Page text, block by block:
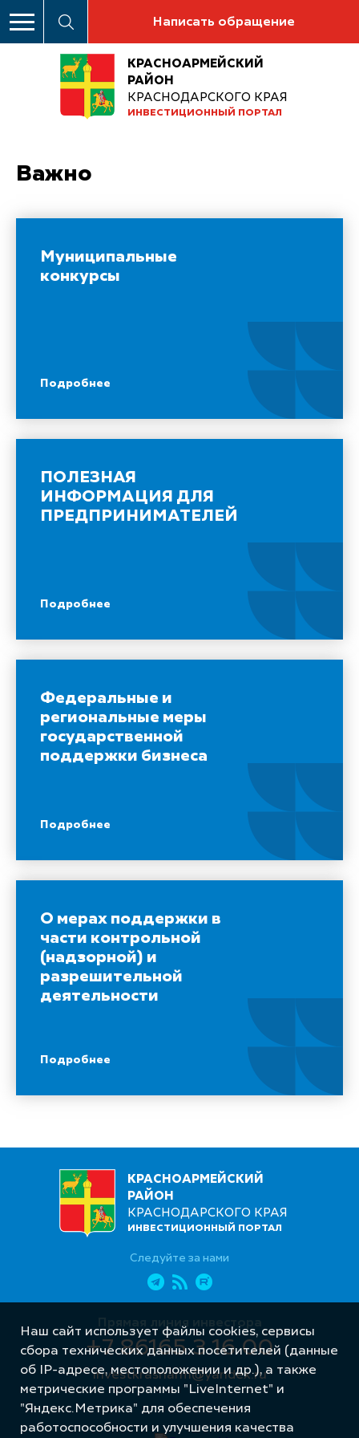
Написать обращение
КРАСНОАРМЕЙСКИЙ
РАЙОН
КРАСНОДАРСКОГО КРАЯ
ИНВЕСТИЦИОННЫЙ ПОРТАЛ
Важно
Муниципальные
конкурсы
Подробнее
ПОЛЕЗНАЯ
ИНФОРМАЦИЯ ДЛЯ
ПРЕДПРИНИМАТЕЛЕЙ
Подробнее
Федеральные и
региональные меры
государственной
поддержки бизнеса
Подробнее
О мерах поддержки в
части контрольной
(надзорной) и
разрешительной
деятельности
Подробнее
КРАСНОАРМЕЙСКИЙ
РАЙОН
КРАСНОДАРСКОГО КРАЯ
ИНВЕСТИЦИОННЫЙ ПОРТАЛ
Следуйте за нами
Прямая линия инвестора
+7 86165 3 16 00
investkrasnarm@yandex.ru
Наш сайт использует файлы cookies, сервисы
сбора технических данных посетителей (данные
об IP-адресе, местоположении и др.), а также
метрические программы "LiveInternet" и
"Яндекс.Метрика" для обеспечения
работоспособности и улучшения качества